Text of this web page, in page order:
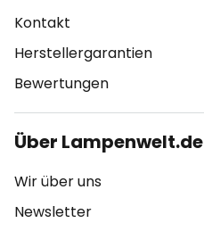
Kontakt
Herstellergarantien
Bewertungen
Über Lampenwelt.de
Wir über uns
Newsletter